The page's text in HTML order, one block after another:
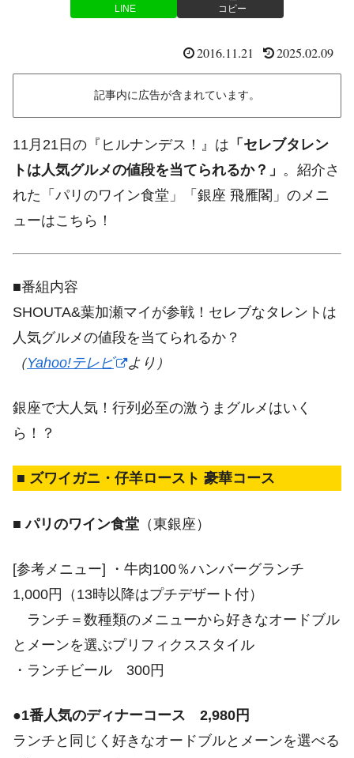
LINE コピー
2016.11.21 2025.02.09
記事内に広告が含まれています。
11月21日の『ヒルナンデス！』は 「セレブタレン
トは人気グルメの値段を当てられるか？」 。紹介さ
れた「パリのワイン食堂」「銀座 飛雁閣」のメニ
ューはこちら！
■番組内容
SHOUTA&葉加瀬マイが参戦！セレブなタレントは
人気グルメの値段を当てられるか？
（Yahoo!テレビ より）
銀座で大人気！行列必至の激うまグルメはいく
ら！？
■ ズワイガニ・仔羊ロースト 豪華コース
■ パリのワイン食堂 （東銀座）
[参考メニュー] ・牛肉100％ハンバーグランチ
1,000円（13時以降はプチデザート付）
ランチ＝数種類のメニューから好きなオードブル
とメーンを選ぶプリフィクススタイル
・ランチビール 300円
●1番人気のディナーコース 2,980円
ランチと同じく好きなオードブルとメーンを選べる